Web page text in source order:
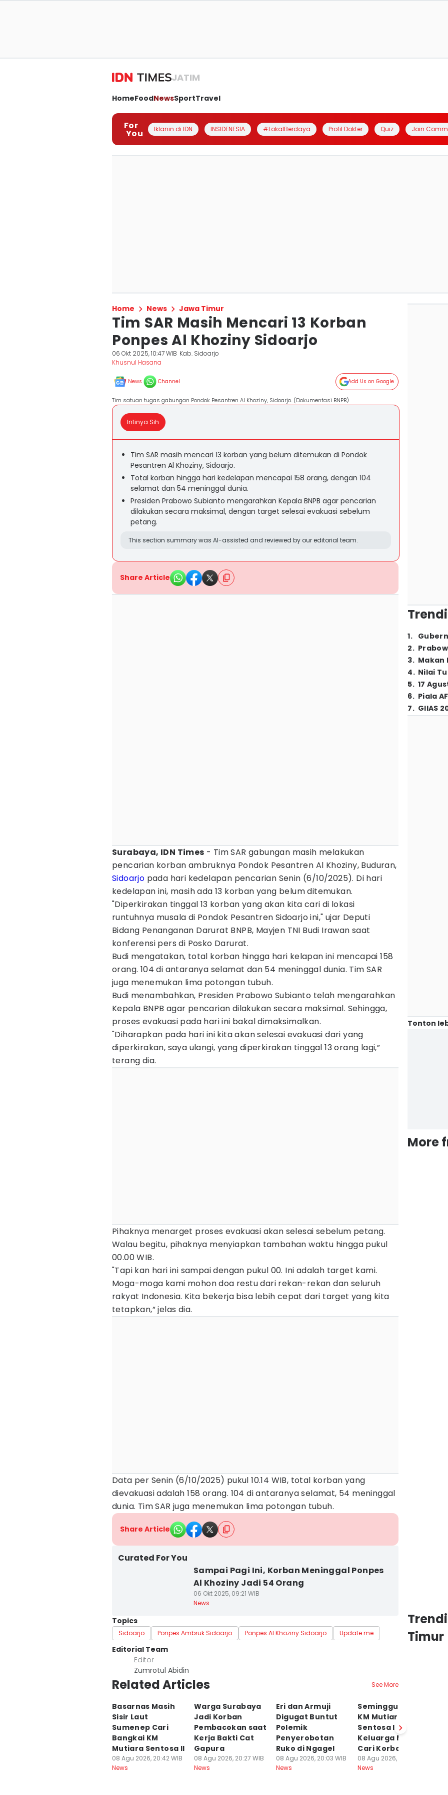
JATIM
HomeFoodNewsSportTravel
For
You Iklanin di IDN INSIDENESIA #LokalBerdaya Profil Dokter Quiz Join
Home News Jawa Timur
Tim SAR Masih Mencari 13 Korban
Ponpes Al Khoziny Sidoarjo
06 Okt 2025, 10:47 WIB Kab. Sidoarjo
Khusnul Hasana
News Channel Add Us on Google
Tim satuan tugas gabungan Pondok Pesantren Al Khoziny, Sidoarjo. (Dokumentasi BNPB)
Intinya Sih
Tim SAR masih mencari 13 korban yang belum ditemukan di Pondok
Pesantren Al Khoziny, Sidoarjo.
Total korban hingga hari kedelapan mencapai 158 orang, dengan 104
selamat dan 54 meninggal dunia.
Presiden Prabowo Subianto mengarahkan Kepala BNPB agar pencarian
dilakukan secara maksimal, dengan target selesai evakuasi sebelum
petang.
This section summary was AI-assisted and reviewed by our editorial team.
Share Article
Surabaya, IDN Times - Tim SAR gabungan masih melakukan
pencarian korban ambruknya Pondok Pesantren Al Khoziny, Buduran,
Sidoarjo pada hari kedelapan pencarian Senin (6/10/2025). Di hari
kedelapan ini, masih ada 13 korban yang belum ditemukan.
"Diperkirakan tinggal 13 korban yang akan kita cari di lokasi
runtuhnya musala di Pondok Pesantren Sidoarjo ini," ujar Deputi
Bidang Penanganan Darurat BNPB, Mayjen TNI Budi Irawan saat
konferensi pers di Posko Darurat.
Budi mengatakan, total korban hingga hari kelapan ini mencapai 158
orang. 104 di antaranya selamat dan 54 meninggal dunia. Tim SAR
juga menemukan lima potongan tubuh.
Budi menambahkan, Presiden Prabowo Subianto telah mengarahkan
Kepala BNPB agar pencarian dilakukan secara maksimal. Sehingga,
proses evakuasi pada hari ini bakal dimaksimalkan.
"Diharapkan pada hari ini kita akan selesai evakuasi dari yang
diperkirakan, saya ulangi, yang diperkirakan tinggal 13 orang lagi,”
terang dia.
Pihaknya menarget proses evakuasi akan selesai sebelum petang.
Walau begitu, pihaknya menyiapkan tambahan waktu hingga pukul
00.00 WIB.
"Tapi kan hari ini sampai dengan pukul 00. Ini adalah target kami.
Moga-moga kami mohon doa restu dari rekan-rekan dan seluruh
rakyat Indonesia. Kita bekerja bisa lebih cepat dari target yang kita
tetapkan,” jelas dia.
Data per Senin (6/10/2025) pukul 10.14 WIB, total korban yang
dievakuasi adalah 158 orang. 104 di antaranya selamat, 54 meninggal
dunia. Tim SAR juga menemukan lima potongan tubuh.
Share Article
Curated For You
Sampai Pagi Ini, Korban Meninggal Ponpes
Al Khoziny Jadi 54 Orang
06 Okt 2025, 09:21 WIB
News
Topics
Sidoarjo Ponpes Ambruk Sidoarjo Ponpes Al Khoziny Sidoarjo Update me
Editorial Team
Editor
Zumrotul Abidin
Related Articles See More
Basarnas Masih
Sisir Laut
Sumenep Cari
Bangkai KM
Mutiara Sentosa II
08 Agu 2026, 20:42 WIB
News
Warga Surabaya
Jadi Korban
Pembacokan saat
Kerja Bakti Cat
Gapura
08 Agu 2026, 20:27 WIB
News
Eri dan Armuji
Digugat Buntut
Polemik
Penyerobotan
Ruko di Ngagel
08 Agu 2026, 20:03 WIB
News
Seminggu Insiden
KM Mutiara
Sentosa II,
Keluarga Masih
Cari Korban
08 Agu 2026, 17:00 WIB
News
1.
2.
3. Makan
4. Nilai
5. 17
6. Piala
7. GIIAS
Tonton
More
Timur